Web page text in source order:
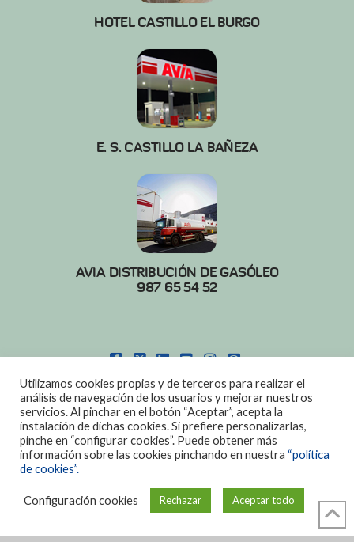
HOTEL CASTILLO EL BURGO
E. S. CASTILLO LA BAÑEZA
AVIA DISTRIBUCIÓN DE GASÓLEO
987 65 54 52
POLITICA DE COOKIES|AVISO LEGAL
DISEÑO: DIAN SISTEMAS
Utilizamos cookies propias y de terceros para realizar el
análisis de navegación de los usuarios y mejorar nuestros
servicios. Al pinchar en el botón “Aceptar”, acepta la
instalación de dichas cookies. Si prefiere personalizarlas,
pinche en “configurar cookies”. Puede obtener más
información sobre las cookies pinchando en nuestra “política
de cookies”.
Configuración cookies Rechazar Aceptar todo